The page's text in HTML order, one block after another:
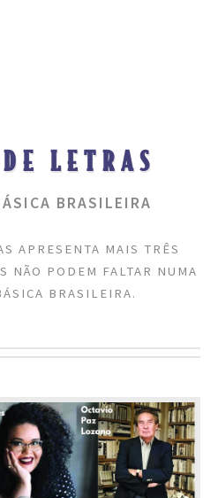
LETRAS
BRASILEIRA
APRESENTA MAIS TRÊS
NÃO PODEM FALTAR NUMA
BRASILEIRA.